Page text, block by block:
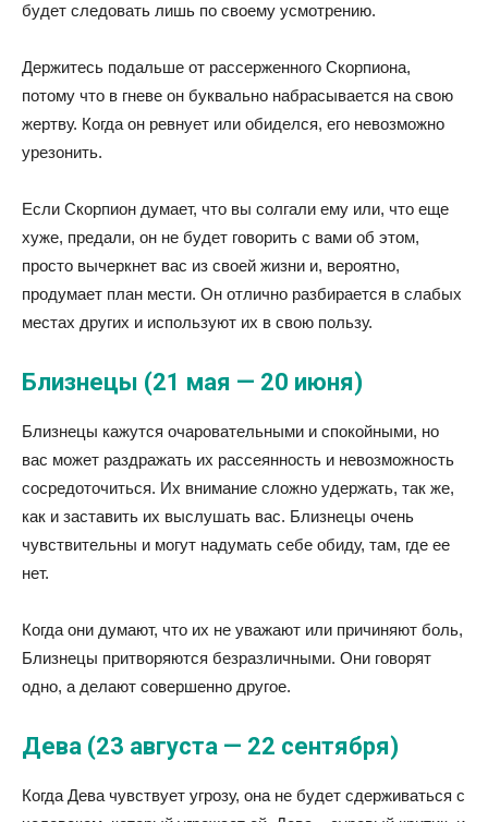
будет следовать лишь по своему усмотрению.
Держитесь подальше от рассерженного Скорпиона,
потому что в гневе он буквально набрасывается на свою
жертву. Когда он ревнует или обиделся, его невозможно
урезонить.
Если Скорпион думает, что вы солгали ему или, что еще
хуже, предали, он не будет говорить с вами об этом,
просто вычеркнет вас из своей жизни и, вероятно,
продумает план мести. Он отлично разбирается в слабых
местах других и используют их в свою пользу.
Близнецы (21 мая — 20 июня)
Близнецы кажутся очаровательными и спокойными, но
вас может раздражать их рассеянность и невозможность
сосредоточиться. Их внимание сложно удержать, так же,
как и заставить их выслушать вас. Близнецы очень
чувствительны и могут надумать себе обиду, там, где ее
нет.
Когда они думают, что их не уважают или причиняют боль,
Близнецы притворяются безразличными. Они говорят
одно, а делают совершенно другое.
Дева (23 августа — 22 сентября)
Когда Дева чувствует угрозу, она не будет сдерживаться с